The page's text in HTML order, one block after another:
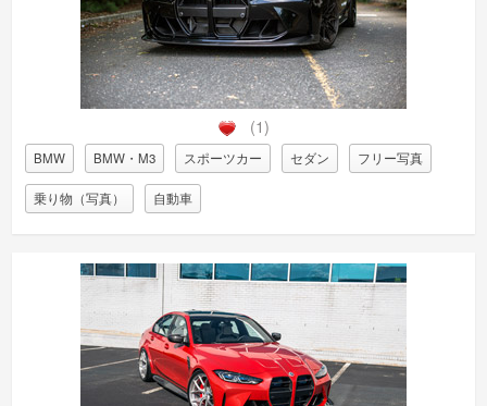
(1)
BMW BMW・M3 スポーツカー セダン フリー写真
乗り物（写真） 自動車